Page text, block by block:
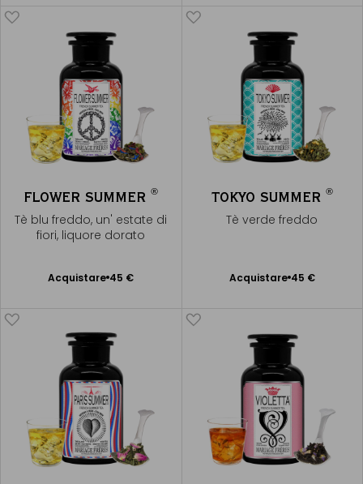
FLOWER SUMMER®
Tè blu freddo, un' estate di
fiori, liquore dorato
Acquistare 45 €
Aggiungere
TOKYO SUMMER ®
Tè verde freddo
Acquistare 45 €
Aggiungere